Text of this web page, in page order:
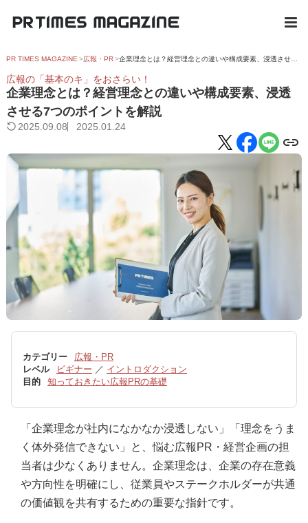
PR TIMES MAGAZINE 広報・PR 企業理念とは？経営理念との違いや構成要素、浸透させる7つのポイントを解説
広報の「基本のキ」をおさらい！
企業理念とは？経営理念との違いや構成要素、浸透
させる7つのポイントを解説
2025.09.08 2025.01.24
カテゴリー
広報・PR
レベル
ビギナー ／ イントロダクション
目的
知っておきたい広報PRの基礎
「企業理念が社内になかなか浸透しない」「理念をうま
く体外発信できない」と、悩む広報PR・経営企画の担
当者は少なくありません。企業理念は、企業の存在意義
や方向性を明確にし、従業員やステークホルダーが共通
の価値観を共有するための重要な指針です。